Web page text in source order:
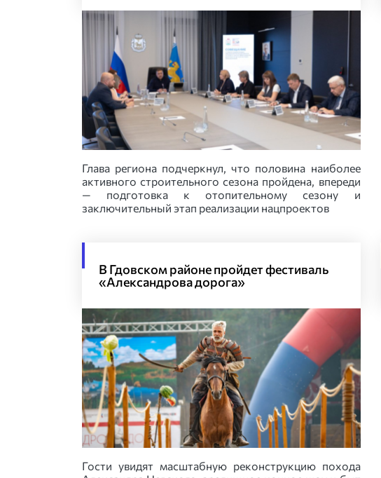
Глава региона подчеркнул, что половина наиболее
активного строительного сезона пройдена, впереди
— подготовка к отопительному сезону и
заключительный этап реализации нацпроектов
В Гдовском районе пройдет фестиваль
«Александрова дорога»
Гости увидят масштабную реконструкцию похода